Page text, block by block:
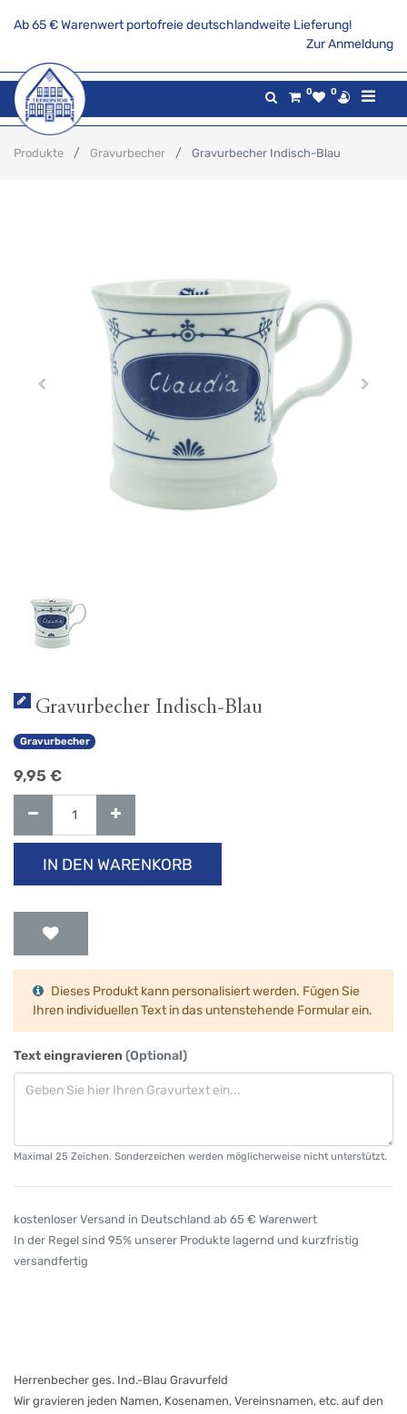
Ab 65 € Warenwert portofreie deutschlandweite Lieferung!
Zur Anmeldung
0 0
Produkte Gravurbecher Gravurbecher Indisch-Blau
Gravurbecher Indisch-Blau
Gravurbecher
9,95 €
IN DEN WARENKORB
Dieses Produkt kann personalisiert werden. Fügen Sie
Ihren individuellen Text in das untenstehende Formular ein.
Text eingravieren (Optional)
Maximal 25 Zeichen. Sonderzeichen werden möglicherweise nicht unterstützt.
kostenloser Versand in Deutschland ab 65 € Warenwert
In der Regel sind 95% unserer Produkte lagernd und kurzfristig
versandfertig
Herrenbecher ges. Ind.-Blau Gravurfeld
Wir gravieren jeden Namen, Kosenamen, Vereinsnamen, etc. auf den